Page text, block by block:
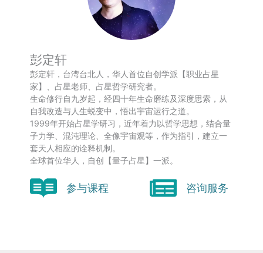
彭定轩
彭定轩，台湾台北人，华人首位自创学派【职业占星
家】、占星老师、占星哲学研究者。
生命修行自九岁起，经四十年生命磨练及深度思索，从
自我改造与人生蜕变中，悟出宇宙运行之道。
1999年开始占星学研习，近年着力以哲学思想，结合量
子力学、混沌理论、全像宇宙观等，作为指引，建立一
套天人相应的诠释机制。
全球首位华人，自创【量子占星】一派。
参与课程 咨询服务